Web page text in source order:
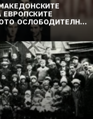
ЕВРОПСКИТЕ
ОСЛОБОДИТЕЛНО